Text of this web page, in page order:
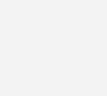
und
von
Die Kooperationen
beim Bau von
Ergebnis der